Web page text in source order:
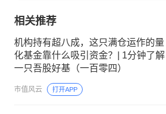
相关推荐
机构持有超八成，这只满仓运作的量
化基金靠什么吸引资金？| 1分钟了解
一只吾股好基（一百零四）
市值风云 打开APP